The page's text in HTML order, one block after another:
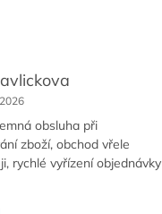
obsluha při
zboží, obchod vřele
rychlé vyřízení objednávky